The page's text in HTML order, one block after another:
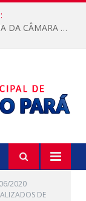
VEREADORA KEILA ASSUME A PRESIDÊNCIA DA CÂMARA MUNICIPAL.
2020
DE